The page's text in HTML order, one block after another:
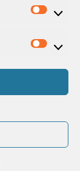
t
s
k
M
a
k
i
Kontakt